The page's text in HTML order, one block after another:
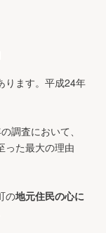
ます。平成24年
査において、
った最大の理由
の地元住民の心に